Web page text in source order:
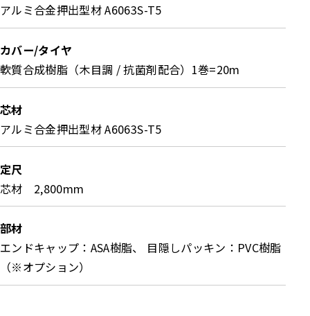
アルミ合金押出型材 A6063S-T5
カバー/タイヤ
軟質合成樹脂（木目調 / 抗菌剤配合）1巻=20m
芯材
アルミ合金押出型材 A6063S-T5
定尺
芯材 2,800mm
部材
エンドキャップ：ASA樹脂、 目隠しパッキン：PVC樹脂
（※オプション）